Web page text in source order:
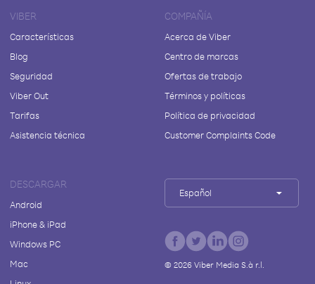
VIBER
Características
Blog
Seguridad
Viber Out
Tarifas
Asistencia técnica
COMPAÑÍA
Acerca de Viber
Centro de marcas
Ofertas de trabajo
Términos y políticas
Política de privacidad
Customer Complaints Code
DESCARGAR
Android
iPhone & iPad
Windows PC
Mac
Español
© 2026Viber Media S.à r.l.